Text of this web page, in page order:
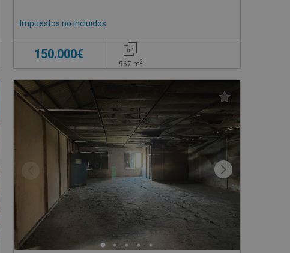
Impuestos no incluidos
150.000€
967 m2